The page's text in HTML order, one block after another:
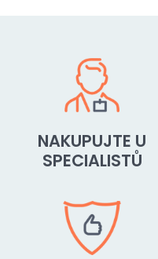
NAKUPUJTE U
SPECIALISTŮ